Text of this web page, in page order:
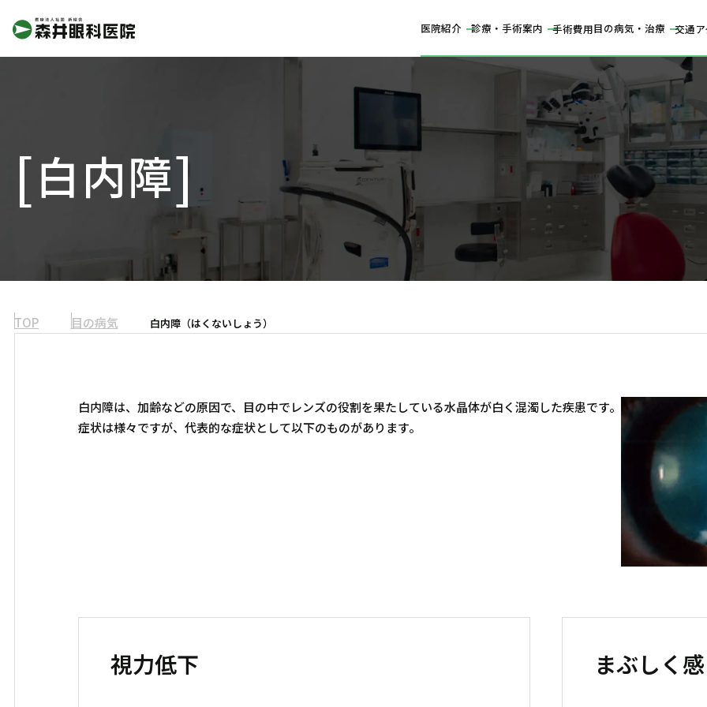
医院紹介 診療・手術案内 手術費用目の病気・治療 交通
白内障
TOP 目の病気 白内障（はくないしょう）
白内障は、加齢などの原因で、目の中でレンズの役割を果たしている水晶体が白く混濁した疾患です。
症状は様々ですが、代表的な症状として以下のものがあります。
視力低下 まぶしく